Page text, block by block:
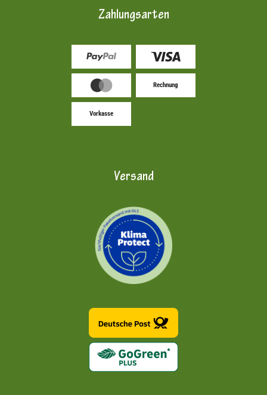
Zahlungsarten
Rechnung
Vorkasse
Versand